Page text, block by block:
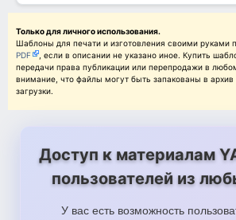
Только для личного использования.
Шаблоны для печати и изготовления своими руками
PDF
, если в описании не указано иное. Купить
передачи права публикации или перепродажи в
внимание, что файлы могут быть запакованы в архив
загрузки.
Доступ к материалам
пользователей из
У вас есть возможность